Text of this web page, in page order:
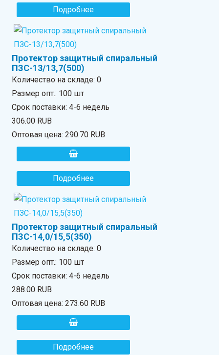
Подробнее
Протектор защитный спиральный
ПЗС-13/13,7(500)
Количество на складе:0
Размер опт.: 100 шт
Срок поставки: 4-6 недель
306.00 RUB
Оптовая цена:290.70 RUB
Подробнее
Протектор защитный спиральный
ПЗС-14,0/15,5(350)
Количество на складе:0
Размер опт.: 100 шт
Срок поставки: 4-6 недель
288.00 RUB
Оптовая цена:273.60 RUB
Подробнее